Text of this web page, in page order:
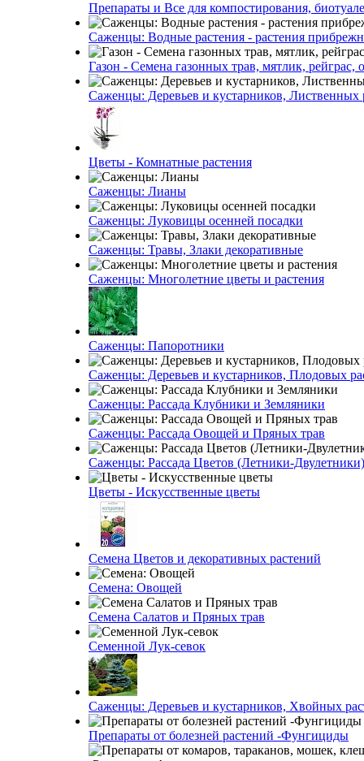
Препараты и Все для компостирования,
Саженцы: Водные растения - растения
Газон - Семена газонных трав, мятлик, рейграс,
Саженцы: Деревьев и кустарников, Лиственных
Цветы - Комнатные растения
Саженцы: Лианы
Саженцы: Луковицы осенней посадки
Саженцы: Травы, Злаки декоративные
Саженцы: Многолетние цветы и растения
Саженцы: Папоротники
Саженцы: Деревьев и кустарников, Плодовых
Саженцы: Рассада Клубники и Земляники
Саженцы: Рассада Овощей и Пряных трав
Саженцы: Рассада Цветов (Летники-Двулетники)
Цветы - Искусственные цветы
Семена Цветов и декоративных растений
Семена: Овощей
Семена Салатов и Пряных трав
Семенной Лук-севок
Саженцы: Деревьев и кустарников, Хвойных
Препараты от болезней растений -Фунгициды